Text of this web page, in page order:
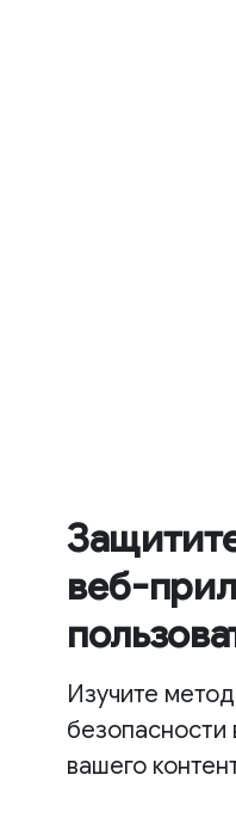
веб-
Изучите
безопасности
вашего